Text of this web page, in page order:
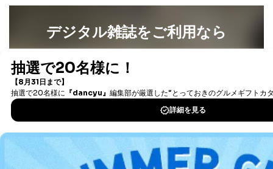
デジタル雑誌をご利用なら
書籍）が無料で読み放題！
DOWNLOAD FOR IOS
DOWNLOAD FOR ANDROID